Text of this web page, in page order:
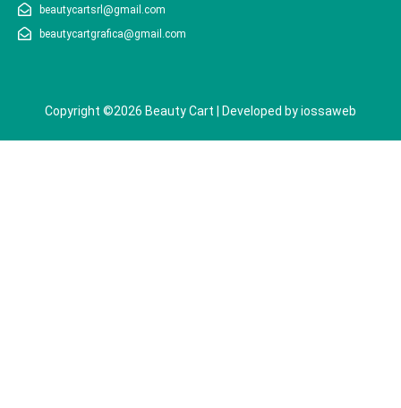
beautycartsrl@gmail.com
beautycartgrafica@gmail.com
Copyright ©2026 Beauty Cart | Developed byiossaweb